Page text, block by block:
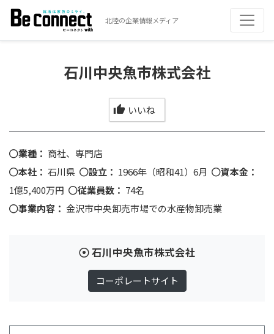
北陸の企業情報メディア
石川中央魚市株式会社
いいね
業種： 商社、専門店
本社： 石川県 設立： 1966年（昭和41）6月
資本金：
1億5,400万円
従業員数： 74名
事業内容： 金沢市中央卸売市場での水産物卸売業
石川中央魚市株式会社
コーポレートサイト